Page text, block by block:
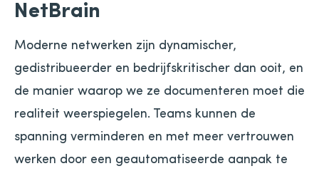
NetBrain
Moderne netwerken zijn dynamischer,
gedistribueerder en bedrijfskritischer dan ooit, en
de manier waarop we ze documenteren moet die
realiteit weerspiegelen. Teams kunnen de
spanning verminderen en met meer vertrouwen
werken door een geautomatiseerde aanpak te